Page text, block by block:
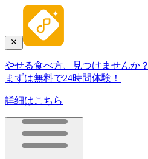
やせる食べ方、見つけませんか？
まずは無料で24時間体験！
詳細はこちら